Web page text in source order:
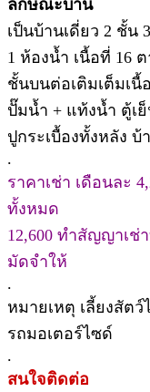
ลักษณะบ้าน
เป็นบ้านเดี่ยว 2 ชั้น
1 ห้องน้ำ เนื้อที่ 16 ต
ชั้นบนต่อเติมเต็มเนื้
ปั๊มน้ำ + แท้งน้ำ ตู้เ
ปูกระเบื้องทั้งหลัง
.
ราคาเช่า เดือนละ
ทั้งหมด
12,600 ทำสัญญาเช่
มัดจำให้
.
หมายเหตุ เลี้ยงสัต
รถมอเตอร์ไซด์
.
สนใจติดต่อ